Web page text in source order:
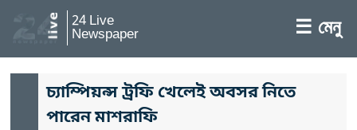
24 Live
Newspaper ☰ মেনু
চ্যাম্পিয়ন্স ট্রফি খেলেই অবসর নিতে
পারেন মাশরাফি